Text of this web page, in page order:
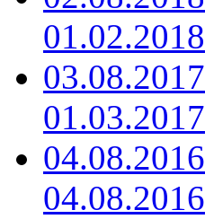
01.02.2018
01.03.2017
04.08.2016